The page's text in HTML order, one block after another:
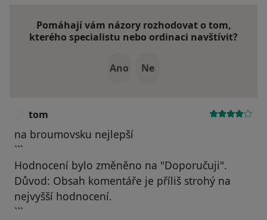
Pomáhají vám názory rozhodovat o tom,
kterého specialistu nebo ordinaci navštívit?
Ano Ne
tom
na broumovsku nejlepší
```
Hodnocení bylo změněno na "Doporučuji".
Důvod: Obsah komentáře je příliš strohý na
nejvyšší hodnocení.
```